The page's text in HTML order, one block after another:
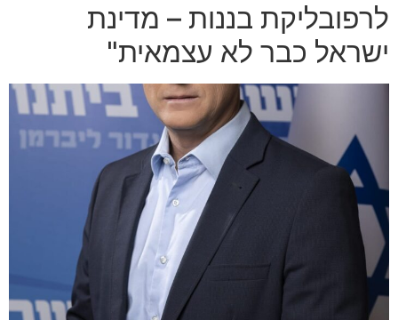
לרפובליקת בננות – מדינת
ישראל כבר לא עצמאית"